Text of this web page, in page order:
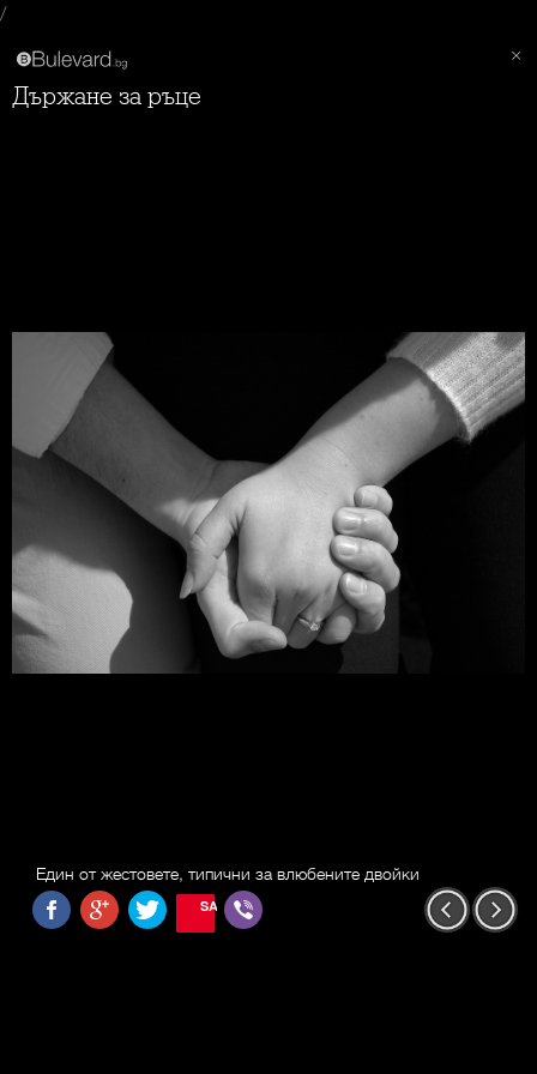
/
Държане за ръце
Един от жестовете, типични за влюбените двойки
SAVE